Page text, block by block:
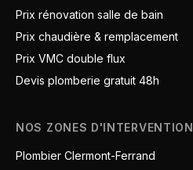
Prix rénovation salle de bain
Prix chaudière & remplacement
Prix VMC double flux
Devis plomberie gratuit 48h
NOS ZONES D'INTERVENTION
Plombier Clermont-Ferrand